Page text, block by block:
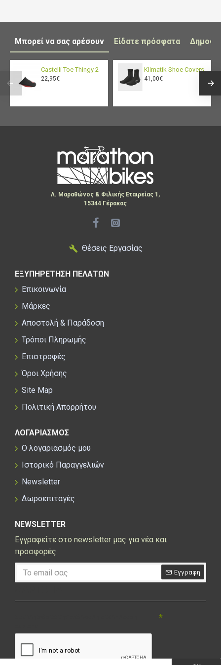
Μπορεί να σας αρέσουν Είδατε πρόσφατα
Castelli Toe Thingy 2
22,95€
Klimatik Shoe Covers
41,00€
Λ. Μαραθώνος & Φιλικής Εταιρείας 1,
15344 Γέρακας
Θέσεις Εργασίας
ΕΞΥΠΗΡΕΤΗΣΗ ΠΕΛΑΤΩΝ
Επικοινωνία
Μάρκες
Αποστολή & Παράδοση
Τρόποι Πληρωμής
Επιστροφές
Όροι Χρήσης
Site Map
Πολιτική Απορρήτου
ΛΟΓΑΡΙΑΣΜΟΣ
Ο λογαριασμός μου
Ιστορικό Παραγγελιών
Newsletter
Δωροεπιταγές
NEWSLETTER
Εγγραφείτε στο newsletter μας για νέα και
προσφορές
Εγγραφη